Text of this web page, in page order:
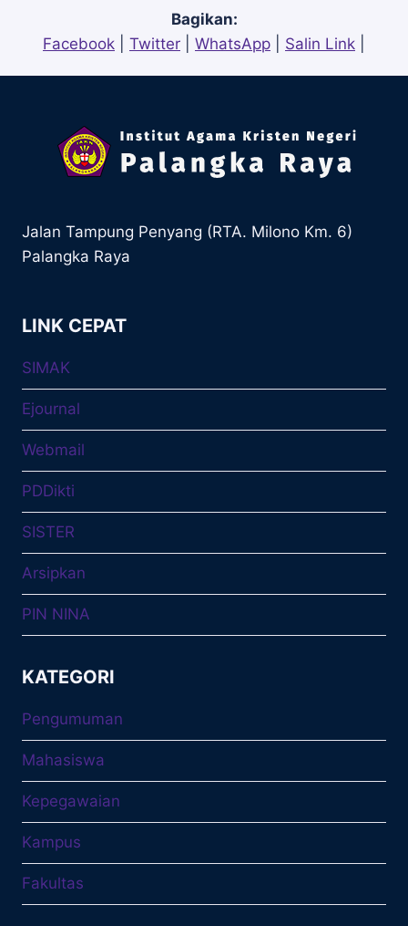
Bagikan:
Facebook
Twitter WhatsApp Salin Link
Jalan Tampung Penyang (RTA. Milono Km. 6)
Palangka Raya
LINK CEPAT
SIMAK
Ejournal
Webmail
PDDikti
SISTER
Arsipkan
PIN NINA
KATEGORI
Pengumuman
Mahasiswa
Kepegawaian
Kampus
Fakultas